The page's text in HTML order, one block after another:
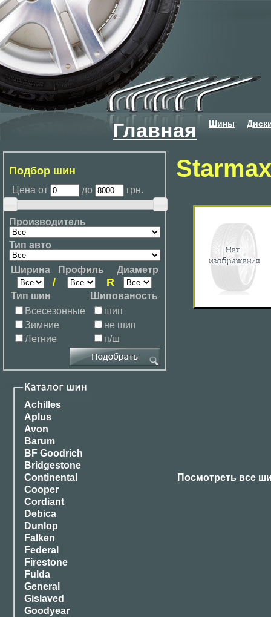
Главная Шины
Подбор шин
Цена от до грн.
Производитель
Тип авто
Ширина Профиль Диаметр
/ R
Тип шин
Шипованость
Всесезонные
Зимние
Летние
шип
не шип
п/ш
Achilles
Aplus
Avon
Barum
BF Goodrich
Bridgestone
Continental
Cooper
Cordiant
Debica
Dunlop
Falken
Federal
Firestone
Fulda
General
Gislaved
Goodyear
Посмотреть все